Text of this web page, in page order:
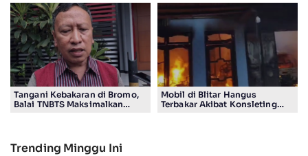
Pelajar
Tangani Kebakaran di Bromo,
Balai TNBTS Maksimalkan
Mobil di Blitar Hangus
Terbakar Akibat Konsleting
Trending Minggu Ini